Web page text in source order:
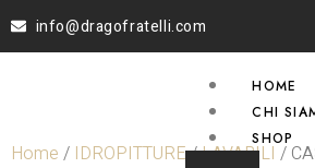
info@dragofratelli.com
HOME
CHI
SHOP
Home / IDROPITTURE/LAVABILI /